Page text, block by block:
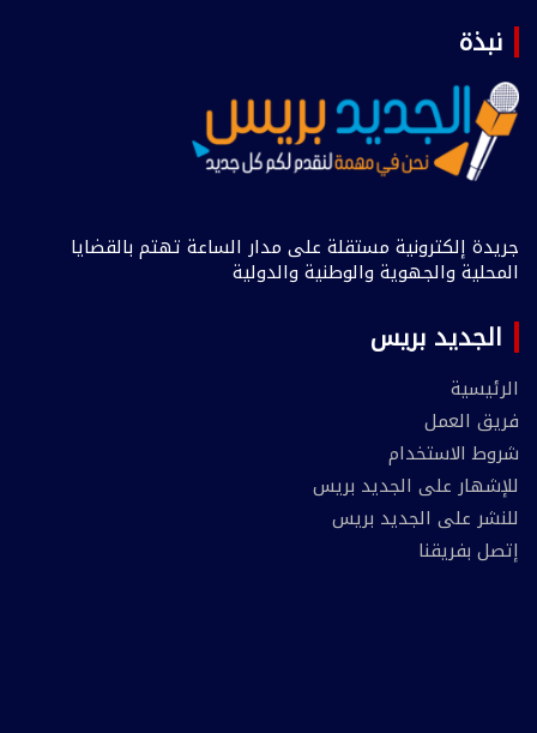
نبذة
جريدة إلكترونية مستقلة على مدار الساعة تهتم بالقضايا
المحلية والجهوية والوطنية والدولية
الجديد بريس
الرئيسية
فريق العمل
شروط الاستخدام
للإشهار على الجديد بريس
للنشر على الجديد بريس
إتصل بفريقنا